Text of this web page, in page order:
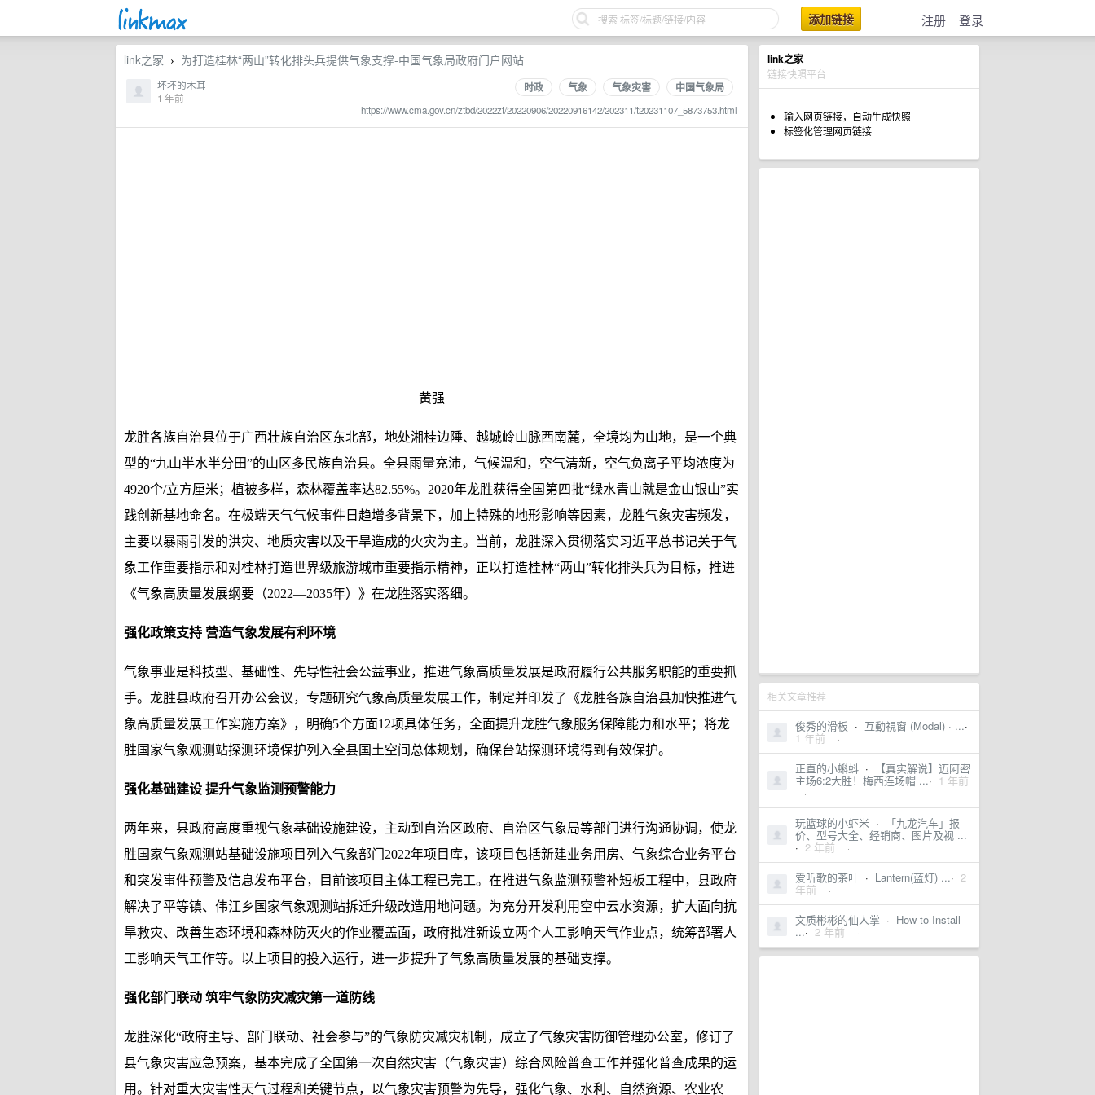
添加链接 注册 登录
link之家
链接快照平台
输入网页链接，自动生成快照
标签化管理网页链接
相关文章推荐
俊秀的滑板 · 互動視窗 (Modal) · ...·
1 年前 ·
正直的小蝌蚪 · 【真实解说】迈阿密
主场6:2大胜！梅西连场帽 ...· 1 年前
·
玩篮球的小虾米 · 「九龙汽车」报
价、型号大全、经销商、图片及视 ...
· 2 年前 ·
爱听歌的茶叶 · Lantern(蓝灯) ...· 2
年前 ·
文质彬彬的仙人掌 · How to Install
...· 2 年前 ·
link之家 › 为打造桂林“两山”转化排头兵提供气象支撑-中国气象局政府门户网站
时政 气象 气象灾害 中国气象局
https://www.cma.gov.cn/ztbd/2022zt/20220906/20220916142/202311/t20231107_5873753.html
坏坏的木耳
1 年前
黄强
龙胜各族自治县位于广西壮族自治区东北部，地处湘桂边陲、越城岭山脉西南麓，全境均为山地，是一个典
型的“九山半水半分田”的山区多民族自治县。全县雨量充沛，气候温和，空气清新，空气负离子平均浓度为
4920个/立方厘米；植被多样，森林覆盖率达82.55%。2020年龙胜获得全国第四批“绿水青山就是金山银山”实
践创新基地命名。在极端天气气候事件日趋增多背景下，加上特殊的地形影响等因素，龙胜气象灾害频发，
主要以暴雨引发的洪灾、地质灾害以及干旱造成的火灾为主。当前，龙胜深入贯彻落实习近平总书记关于气
象工作重要指示和对桂林打造世界级旅游城市重要指示精神，正以打造桂林“两山”转化排头兵为目标，推进
《气象高质量发展纲要（2022—2035年）》在龙胜落实落细。
强化政策支持 营造气象发展有利环境
气象事业是科技型、基础性、先导性社会公益事业，推进气象高质量发展是政府履行公共服务职能的重要抓
手。龙胜县政府召开办公会议，专题研究气象高质量发展工作，制定并印发了《龙胜各族自治县加快推进气
象高质量发展工作实施方案》，明确5个方面12项具体任务，全面提升龙胜气象服务保障能力和水平；将龙
胜国家气象观测站探测环境保护列入全县国土空间总体规划，确保台站探测环境得到有效保护。
强化基础建设 提升气象监测预警能力
两年来，县政府高度重视气象基础设施建设，主动到自治区政府、自治区气象局等部门进行沟通协调，使龙
胜国家气象观测站基础设施项目列入气象部门2022年项目库，该项目包括新建业务用房、气象综合业务平台
和突发事件预警及信息发布平台，目前该项目主体工程已完工。在推进气象监测预警补短板工程中，县政府
解决了平等镇、伟江乡国家气象观测站拆迁升级改造用地问题。为充分开发利用空中云水资源，扩大面向抗
旱救灾、改善生态环境和森林防灭火的作业覆盖面，政府批准新设立两个人工影响天气作业点，统筹部署人
工影响天气工作等。以上项目的投入运行，进一步提升了气象高质量发展的基础支撑。
强化部门联动 筑牢气象防灾减灾第一道防线
龙胜深化“政府主导、部门联动、社会参与”的气象防灾减灾机制，成立了气象灾害防御管理办公室，修订了
县气象灾害应急预案，基本完成了全国第一次自然灾害（气象灾害）综合风险普查工作并强化普查成果的运
用。针对重大灾害性天气过程和关键节点，以气象灾害预警为先导，强化气象、水利、自然资源、农业农